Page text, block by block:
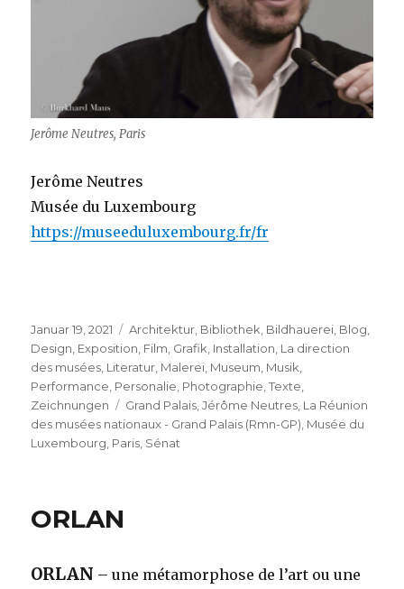
Jerôme Neutres, Paris
Jerôme Neutres
Musée du Luxembourg
https://museeduluxembourg.fr/fr
Veröffentlicht
am
Januar 19, 2021 Kategorien
Architektur Bibliothek Bildhauerei Blog
Design Exposition Film Grafik Installation La direction
des musées Literatur Malerei Museum Musik
Performance Personalie Photographie ,Texte
Zeichnungen
Schlagwörter
Grand Palais ,Jérôme Neutres La Réunion
des musées nationaux - Grand Palais (Rmn-GP) Musée du
Luxembourg Paris Sénat
ORLAN
ORLAN – une métamorphose de l’art ou une